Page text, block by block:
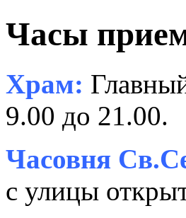
Часы
Храм:
9.00 до 21.00.
Часовня
с улицы